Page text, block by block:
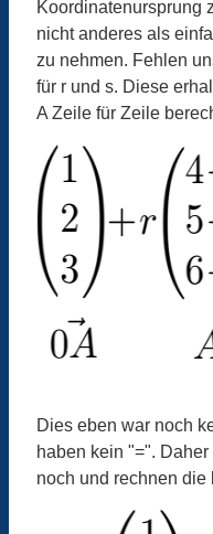
Koordinatenursprung
nicht anderes als
zu nehmen. Fehlen
für r und s. Diese
A Zeile für Zeile
Dies eben war noch
haben kein "=".
noch und rechnen